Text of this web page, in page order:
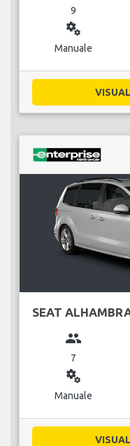
9
miscellaneous_services
Manuale
SEAT
group
7
miscellaneous_services
Manuale